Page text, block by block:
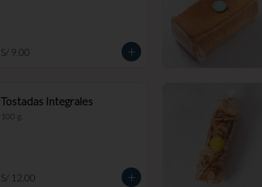
S/ 9.00
Tostadas Integrales
100 g.
S/ 12.00